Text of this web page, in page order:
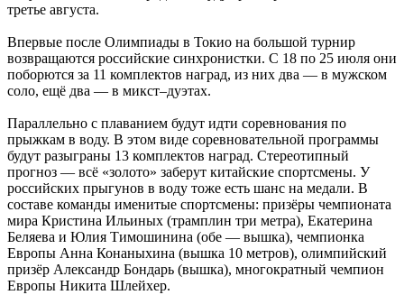
третье августа.
Впервые после Олимпиады в Токио на большой турнир
возвращаются российские синхронистки. С 18 по 25 июля они
поборются за 11 комплектов наград, из них два — в мужском
соло, ещё два — в микст–дуэтах.
Параллельно с плаванием будут идти соревнования по
прыжкам в воду. В этом виде соревновательной программы
будут разыграны 13 комплектов наград. Стереотипный
прогноз — всё «золото» заберут китайские спортсмены. У
российских прыгунов в воду тоже есть шанс на медали. В
составе команды именитые спортсмены: призёры чемпионата
мира Кристина Ильиных (трамплин три метра), Екатерина
Беляева и Юлия Тимошинина (обе — вышка), чемпионка
Европы Анна Конаныхина (вышка 10 метров), олимпийский
призёр Александр Бондарь (вышка), многократный чемпион
Европы Никита Шлейхер.